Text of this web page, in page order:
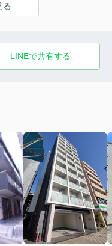
る
LINEで共有する